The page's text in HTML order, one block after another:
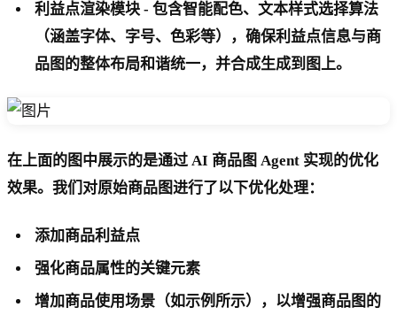
利益点渲染模块 - 包含智能配色、文本样式选择算法
（涵盖字体、字号、色彩等），确保利益点信息与商
品图的整体布局和谐统一，并合成生成到图上。
在上面的图中展示的是通过 AI 商品图 Agent 实现的优化
效果。我们对原始商品图进行了以下优化处理：
添加商品利益点
强化商品属性的关键元素
增加商品使用场景（如示例所示），以增强商品图的